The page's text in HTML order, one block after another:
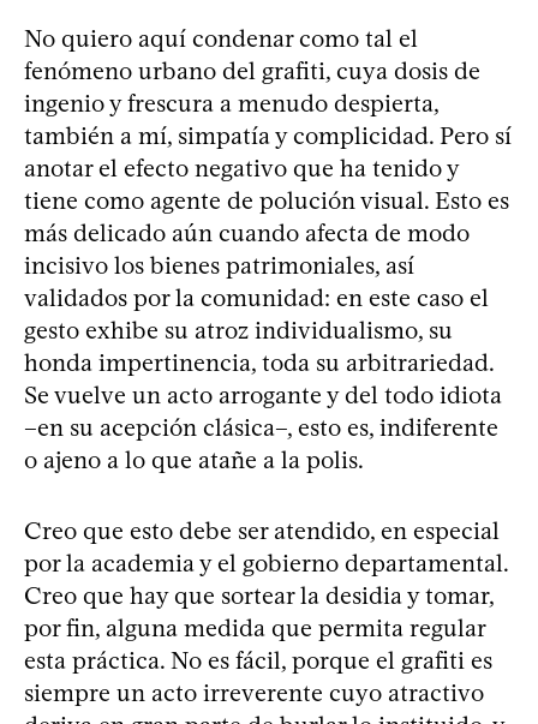
No quiero aquí condenar como tal el
fenómeno urbano del grafiti, cuya dosis de
ingenio y frescura a menudo despierta,
también a mí, simpatía y complicidad. Pero sí
anotar el efecto negativo que ha tenido y
tiene como agente de polución visual. Esto es
más delicado aún cuando afecta de modo
incisivo los bienes patrimoniales, así
validados por la comunidad: en este caso el
gesto exhibe su atroz individualismo, su
honda impertinencia, toda su arbitrariedad.
Se vuelve un acto arrogante y del todo idiota
–en su acepción clásica–, esto es, indiferente
o ajeno a lo que atañe a la polis.
Creo que esto debe ser atendido, en especial
por la academia y el gobierno departamental.
Creo que hay que sortear la desidia y tomar,
por fin, alguna medida que permita regular
esta práctica. No es fácil, porque el grafiti es
siempre un acto irreverente cuyo atractivo